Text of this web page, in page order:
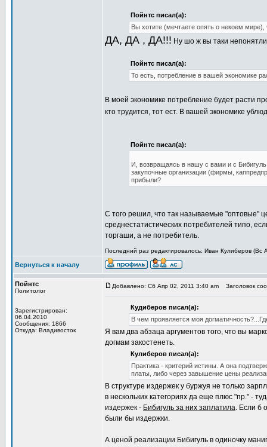
Пойнтс писал(а):
Вы хотите (мечтаете опять о некоем
ДА, ДА , ДА!!! Ну шо ж вы таки
Пойнтс писал(а):
То есть, потребление в вашей экономике
В моей экономике потребление будет расти
кто трудится, тот ест. В вашей экономике
Пойнтс писал(а):
И, возвращаясь в нашу с вами и с
закупочные организации (фирмы,
прибыли?
С того решил, что так называемые "оптовые"
среднестатистических потребителей типо,
торгаши, а не потребитель.
Последний раз редактировалось: Иван Кулиберов (Вс
Вернуться к началу
Пойнтс
Политолог
Зарегистрирован:
06.04.2010
Сообщения: 1866
Откуда: Владивосток
Добавлено: Сб Апр 02, 2011 3:40 am Заголовок
Кудиберов писал(а):
В чем проявляется моя
Я вам два абзаца аргументов того, что вы
догмам закостенеть.
Кулиберов писал(а):
Практика - критерий истины. А она
платы, либо через завышение цены
В структуре издержек у буржуя не только
в нескольких категориях да еще плюс "пр." -
издержек - Бибигуль за них заплатила. Если б
были бы издержки.
А ценой реализации Бибигуль в одиночку